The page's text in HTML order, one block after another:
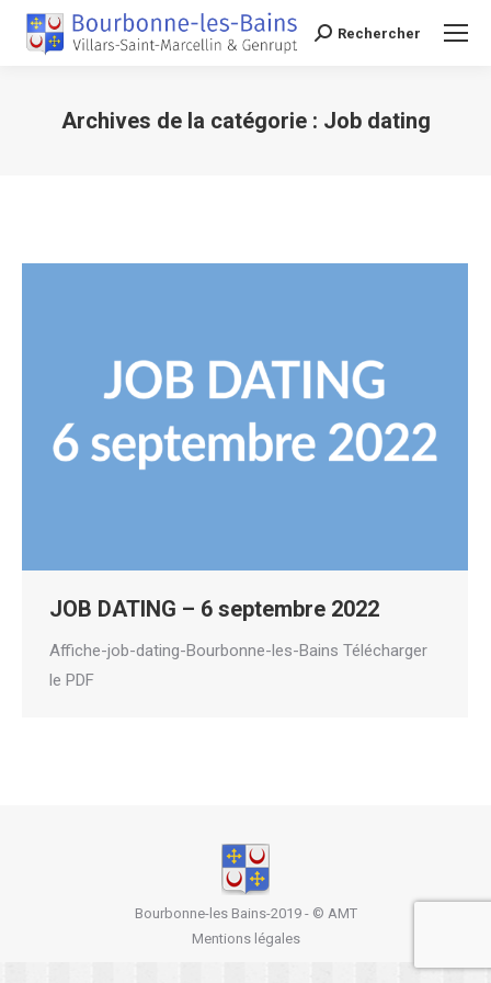
Recherche
Rechercher
Archives de la catégorie : Job dating
JOB DATING – 6 septembre 2022
Affiche-job-dating-Bourbonne-les-Bains Télécharger
le PDF
Bourbonne-les Bains-2019 - © AMT
Mentions légales